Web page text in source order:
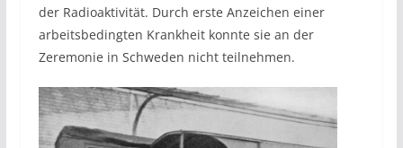
der Radioaktivität. Durch erste Anzeichen einer
arbeitsbedingten Krankheit konnte sie an der
Zeremonie in Schweden nicht teilnehmen.